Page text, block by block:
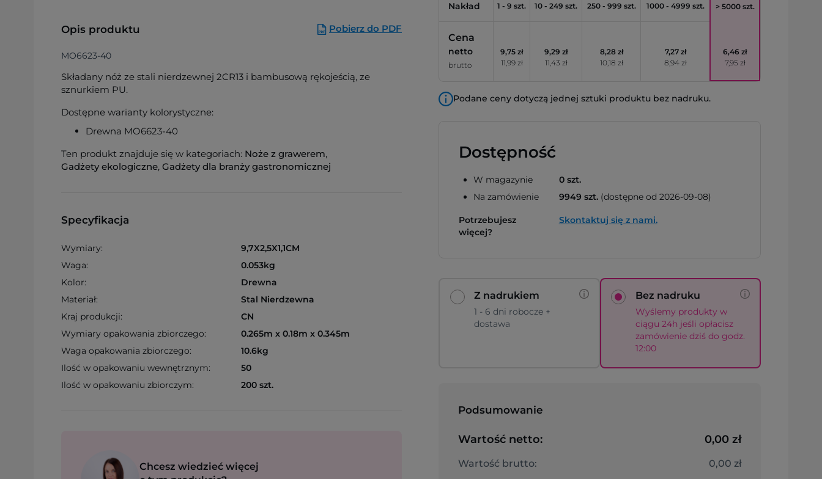
Opis produktu Pobierz do PDF
MO6623-40
Składany nóż ze stali nierdzewnej 2CR13 i bambusową rękojeścią, ze
sznurkiem PU.
Dostępne warianty kolorystyczne:
Drewna MO6623-40
Ten produkt znajduje się w kategoriach: Noże z grawerem,
Gadżety ekologiczne, Gadżety dla branży gastronomicznej
Specyfikacja
Wymiary:
9,7X2,5X1,1CM
Waga:
0.053kg
Kolor:
Drewna
Materiał:
Stal Nierdzewna
Kraj produkcji:
CN
Wymiary opakowania zbiorczego:
0.265m x 0.18m x 0.345m
Waga opakowania zbiorczego:
10.6kg
Ilość w opakowaniu wewnętrznym:
50
Ilość w opakowaniu zbiorczym:
200 szt.
Chcesz wiedzieć więcej
Nakład 1 - 9 szt. 10 - 249 szt. 250 - 999 szt. 1000 - 4999 szt. > 5000 szt.
Cena
netto
brutto
9,75 zł
11,99 zł
9,29 zł
11,43 zł
8,28 zł
10,18 zł
7,27 zł
8,94 zł
6,46 zł
7,95 zł
Podane ceny dotyczą jednej sztuki produktu bez nadruku.
Dostępność
W magazynie
Na zamówienie
0 szt.
9949 szt.(dostępne od 2026-09-08)
Potrzebujesz
więcej?
Skontaktuj się z nami.
Z nadrukiem
1 - 6 dni robocze +
dostawa
Bez nadruku
Wyślemy produkty w
ciągu 24h jeśli opłacisz
zamówienie dziś do godz.
12:00
Podsumowanie
Wartość netto: 0,00 zł
Wartość brutto: 0,00 zł